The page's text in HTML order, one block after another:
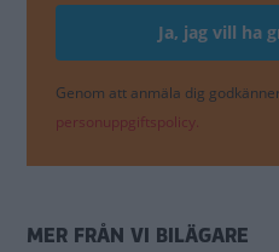
Genom att anmäla dig
personuppgiftspolicy.
MER FRÅN VI BILÄGARE